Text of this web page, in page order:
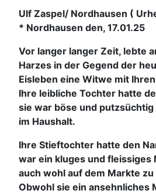
Ulf Zaspel/ Nordhausen (
* Nordhausen den, 17.01.25
Vor langer langer Zeit, lebte
Harzes in der Gegend der
Eisleben eine Witwe mit
Ihre leibliche Tochter hatte
sie war böse und
im Haushalt.
Ihre Stieftochter hatte den
war ein kluges und fleissiges
auch wohl auf dem Markte
Obwohl sie ein ansehnliches